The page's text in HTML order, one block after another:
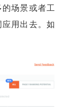
场景或者工
应用出去。如